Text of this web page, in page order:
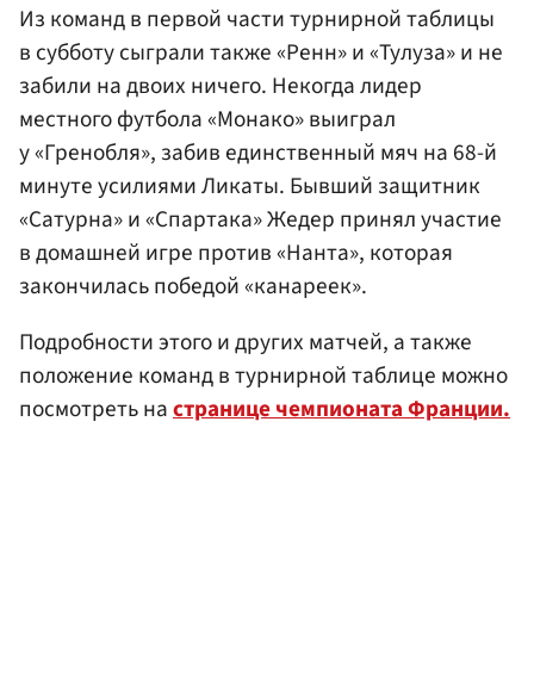
Из команд в первой части турнирной таблицы
в субботу сыграли также «Ренн» и «Тулуза» и не
забили на двоих ничего. Некогда лидер
местного футбола «Монако» выиграл
у «Гренобля», забив единственный мяч на 68-й
минуте усилиями Ликаты. Бывший защитник
«Сатурна» и «Спартака» Жедер принял участие
в домашней игре против «Нанта», которая
закончилась победой «канареек».
Подробности этого и других матчей, а также
положение команд в турнирной таблице можно
посмотреть настранице чемпионата Франции.